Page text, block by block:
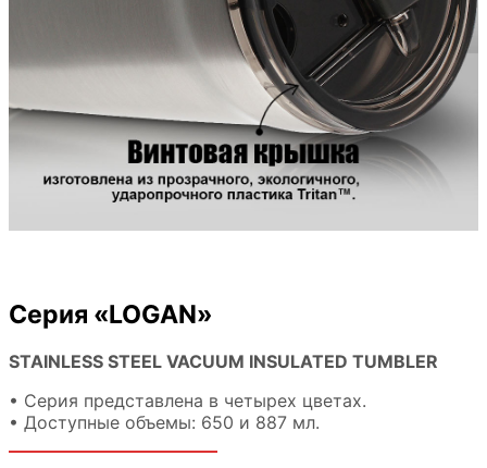
Серия «LOGAN»
STAINLESS STEEL VACUUM INSULATED TUMBLER
• Серия представлена в четырех цветах.
• Доступные объемы: 650 и 887 мл.